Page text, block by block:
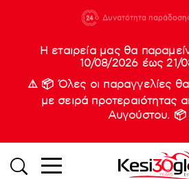
933
Δυνατότητα
Νέες
Η εταιρεία μας θα
10/08/2026 έως 21/
⚠️ 📦 Όλες οι παραγγελίες
με σειρά προτεραιότητας
Αυγούστου.